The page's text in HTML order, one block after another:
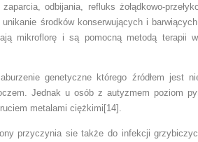
odbijania, refluks żołądkowo-
środków konserwujących i
mikroflorę i są pomocną metodą terapii
genetyczne którego źródłem jest
Jednak u osób z autyzmem
metalami ciężkimi[14].
przyczynia sie także do infekcji